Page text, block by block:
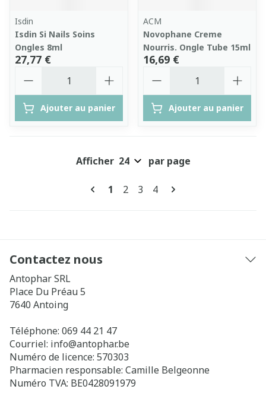
Isdin
Isdin Si Nails Soins
Ongles 8ml
27,77 €
Ajouter au panier
ACM
Novophane Creme
Nourris. Ongle Tube 15ml
16,69 €
Ajouter au panier
Pages
Vous lisez actuellement la page
1 Page
2 Page
3 Page
4
Afficher par page
Contactez nous
Antophar SRL
Place Du Préau 5
7640 Antoing
Téléphone: 069 44 21 47
Courriel: info@antophar.be
Numéro de licence: 570303
Pharmacien responsable: Camille Belgeonne
Numéro TVA: BE0428091979